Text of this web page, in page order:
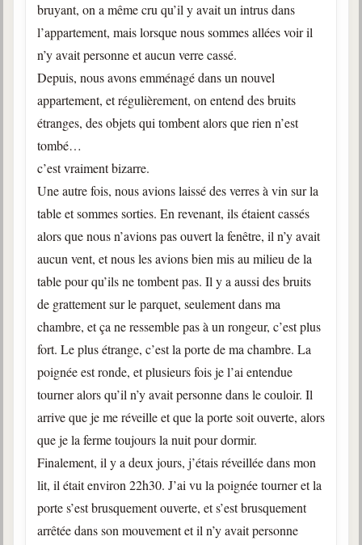
bruyant, on a même cru qu’il y avait un intrus dans
l’appartement, mais lorsque nous sommes allées voir il
n’y avait personne et aucun verre cassé.
Depuis, nous avons emménagé dans un nouvel
appartement, et régulièrement, on entend des bruits
étranges, des objets qui tombent alors que rien n’est
tombé…
c’est vraiment bizarre.
Une autre fois, nous avions laissé des verres à vin sur la
table et sommes sorties. En revenant, ils étaient cassés
alors que nous n’avions pas ouvert la fenêtre, il n’y avait
aucun vent, et nous les avions bien mis au milieu de la
table pour qu’ils ne tombent pas. Il y a aussi des bruits
de grattement sur le parquet, seulement dans ma
chambre, et ça ne ressemble pas à un rongeur, c’est plus
fort. Le plus étrange, c’est la porte de ma chambre. La
poignée est ronde, et plusieurs fois je l’ai entendue
tourner alors qu’il n’y avait personne dans le couloir. Il
arrive que je me réveille et que la porte soit ouverte, alors
que je la ferme toujours la nuit pour dormir.
Finalement, il y a deux jours, j’étais réveillée dans mon
lit, il était environ 22h30. J’ai vu la poignée tourner et la
porte s’est brusquement ouverte, et s’est brusquement
arrêtée dans son mouvement et il n’y avait personne